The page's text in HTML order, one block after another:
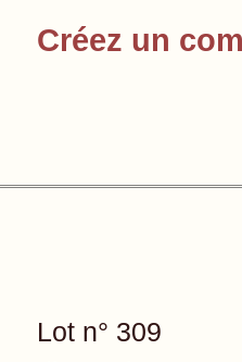
Créez un
Lot n° 309